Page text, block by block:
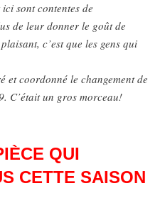
sont contentes de
de leur donner le goût de
c’est que les gens qui
et coordonné le changement de
C’était un gros morceau!
QUI
CETTE SAISON